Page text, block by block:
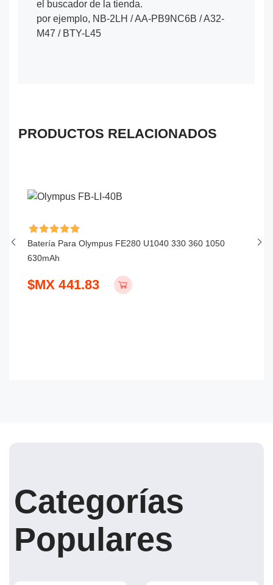
el buscador de la tienda.
por ejemplo, NB-2LH / AA-PB9NC6B / A32-
M47 / BTY-L45
PRODUCTOS RELACIONADOS
Batería Para Olympus FE280 U1040 330 360 1050
630mAh
$MX 441.83
Categorías
Populares